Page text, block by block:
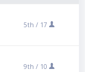
5th / 17
9th / 10